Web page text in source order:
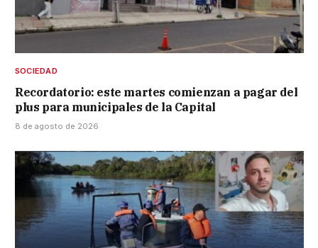
SOCIEDAD
Recordatorio: este martes comienzan a pagar del
plus para municipales de la Capital
8 de agosto de 2026